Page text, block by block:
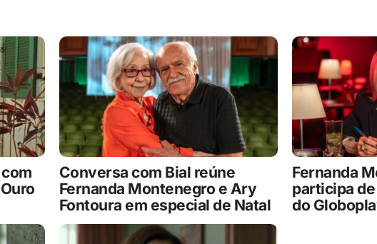
Conversa com Bial reúne
Fernanda Montenegro e Ary
Fontoura em especial de Natal
Fernanda
participa
do